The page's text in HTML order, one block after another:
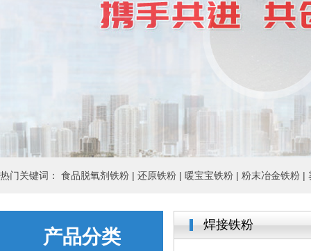
热门关键词： 食品脱氧剂铁粉 | 还原铁粉 | 暖宝宝铁粉 | 粉末冶金铁粉 |
产品分类
焊接铁粉